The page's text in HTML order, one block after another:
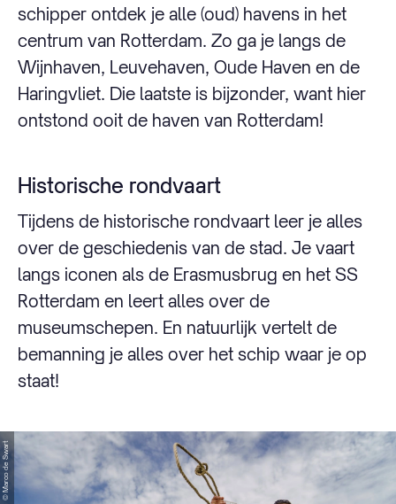
schipper ontdek je alle (oud) havens in het
centrum van Rotterdam. Zo ga je langs de
Wijnhaven, Leuvehaven, Oude Haven en de
Haringvliet. Die laatste is bijzonder, want hier
ontstond ooit de haven van Rotterdam!
Historische rondvaart
Tijdens de historische rondvaart leer je alles
over de geschiedenis van de stad. Je vaart
langs iconen als de Erasmusbrug en het SS
Rotterdam en leert alles over de
museumschepen. En natuurlijk vertelt de
bemanning je alles over het schip waar je op
staat!
© Marco de Swart